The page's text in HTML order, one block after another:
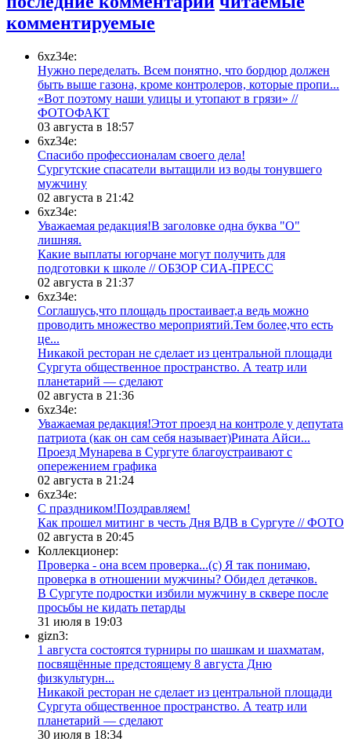
комментируемые
6xz34e:
Нужно переделать. Всем понятно, что бордюр должен
быть выше газона, кроме контролеров, которые пропи...
«Вот поэтому наши улицы и утопают в грязи» //
ФОТОФАКТ
03 августа в 18:57
6xz34e:
Спасибо профессионалам своего дела!
Сургутские спасатели вытащили из воды тонувшего
мужчину
02 августа в 21:42
6xz34e:
Уважаемая редакция!В заголовке одна буква "О"
лишняя.
Какие выплаты югорчане могут получить для
подготовки к школе // ОБЗОР СИА-ПРЕСС
02 августа в 21:37
6xz34e:
Соглашусь,что площадь простаивает,а ведь можно
проводить множество мероприятий.Тем более,что есть
це...
​Никакой ресторан не сделает из центральной площади
Сургута общественное пространство. А театр или
планетарий — сделают
02 августа в 21:36
6xz34e:
Уважаемая редакция!Этот проезд на контроле у депутата
патриота (как он сам себя называет)Рината Айси...
​Проезд Мунарева в Сургуте благоустраивают с
опережением графика
02 августа в 21:24
6xz34e:
С праздником!Поздравляем!
Как прошел митинг в честь Дня ВДВ в Сургуте // ФОТО
02 августа в 20:45
Коллекционер:
Проверка - она всем проверка...(с) Я так понимаю,
проверка в отношении мужчины? Обидел детачков.
В Сургуте подростки избили мужчину в сквере после
просьбы не кидать петарды
31 июля в 19:03
gizn3:
1 августа состоятся турниры по шашкам и шахматам,
посвящённые предстоящему 8 августа Дню
физкультурн...
​Никакой ресторан не сделает из центральной площади
Сургута общественное пространство. А театр или
планетарий — сделают
30 июля в 18:34